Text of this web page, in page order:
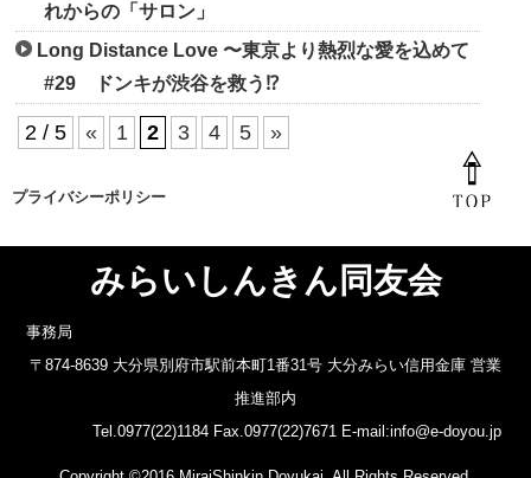
れからの「サロン」
Long Distance Love 〜東京より熱烈な愛を込めて
#29 ドンキが渋谷を救う⁉
2 / 5 « 1 2 3 4 5 »
プライバシーポリシー
みらいしんきん同友会
事務局
〒874-8639 大分県別府市駅前本町1番31号 大分みらい信用金庫 営業
推進部内
Tel.0977(22)1184 Fax.0977(22)7671 E-mail:info@e-doyou.jp